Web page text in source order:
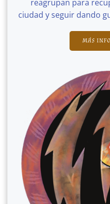
reagrupan para
ciudad y seguir dando
MÁS